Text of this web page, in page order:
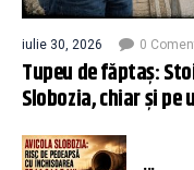
iulie 30, 2026 0
Tupeu de făptaș:
Slobozia, chiar și pe